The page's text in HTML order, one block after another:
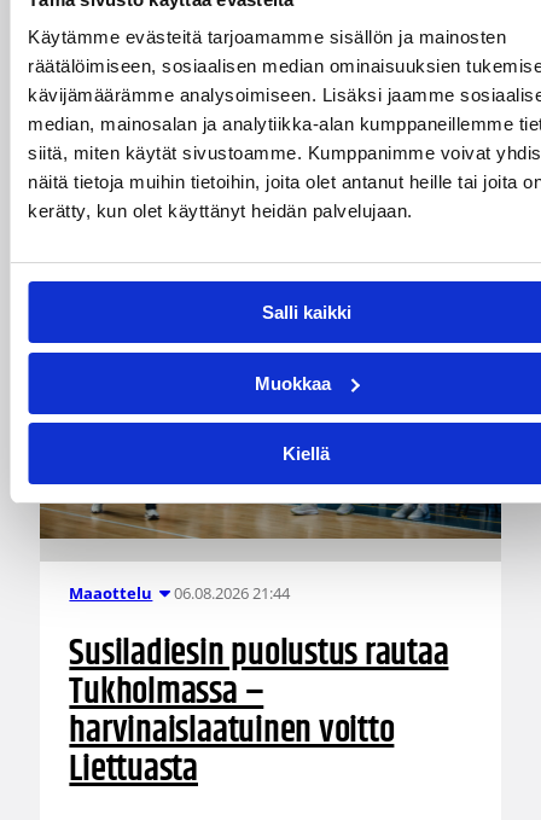
Käytämme evästeitä tarjoamamme sisällön ja mainosten
räätälöimiseen, sosiaalisen median ominaisuuksien
kävijämäärämme analysoimiseen. Lisäksi jaamme
median, mainosalan ja analytiikka-alan kumppaneillemme
siitä, miten käytät sivustoamme. Kumppanimme voivat
näitä tietoja muihin tietoihin, joita olet antanut heille tai joita
kerätty, kun olet käyttänyt heidän palvelujaan.
Salli kaikki
Muokkaa
Kiellä
Dolenc on rakentanut pitkän ammattilaisuran
Suomen lisäksi Ranskassa, Itävallassa,
Liettuassa, Romaniassa, Bosniassa ja viimeksi
Islannissa.
Maaottelu 06.08.2026 21:44
Susiladiesin puolustus rautaa
Tukholmassa –
harvinaislaatuinen voitto
Liettuasta